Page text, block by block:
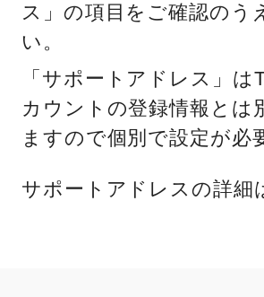
ス」の項目をご確認のう
い。
「サポートアドレス」は
カウントの登録情報とは
ますので個別で設定が必
サポートアドレスの詳細